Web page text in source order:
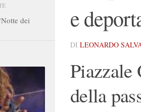
e
DI LEONARDO
Piazzale
della
dei